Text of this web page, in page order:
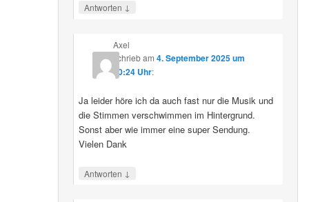
Antworten ↓
Axel
schriebam 4. September 2025 um
10:24 Uhr:
Ja leider höre ich da auch fast nur die Musik und
die Stimmen verschwimmen im Hintergrund.
Sonst aber wie immer eine super Sendung.
Vielen Dank
Antworten ↓